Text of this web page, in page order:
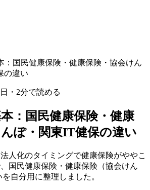
：国民健康保険・健康保険・協会けん
の違い
・ 2分で読める
：国民健康保険・健康
ぽ・関東IT健保の違い
人化のタイミングで健康保険がややこ
国民健康保険・健康保険（協会けん
自分用に整理しました。